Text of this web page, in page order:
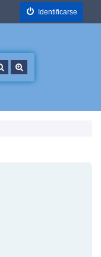
Identificarse
Buscar